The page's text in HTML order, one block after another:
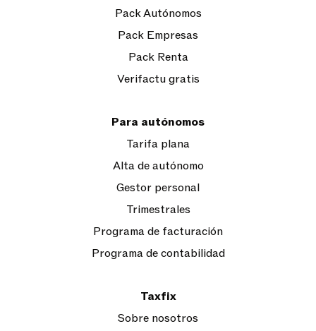
Pack Autónomos
Pack Empresas
Pack Renta
Verifactu gratis
Para autónomos
Tarifa plana
Alta de autónomo
Gestor personal
Trimestrales
Programa de facturación
Programa de contabilidad
Taxfix
Sobre nosotros